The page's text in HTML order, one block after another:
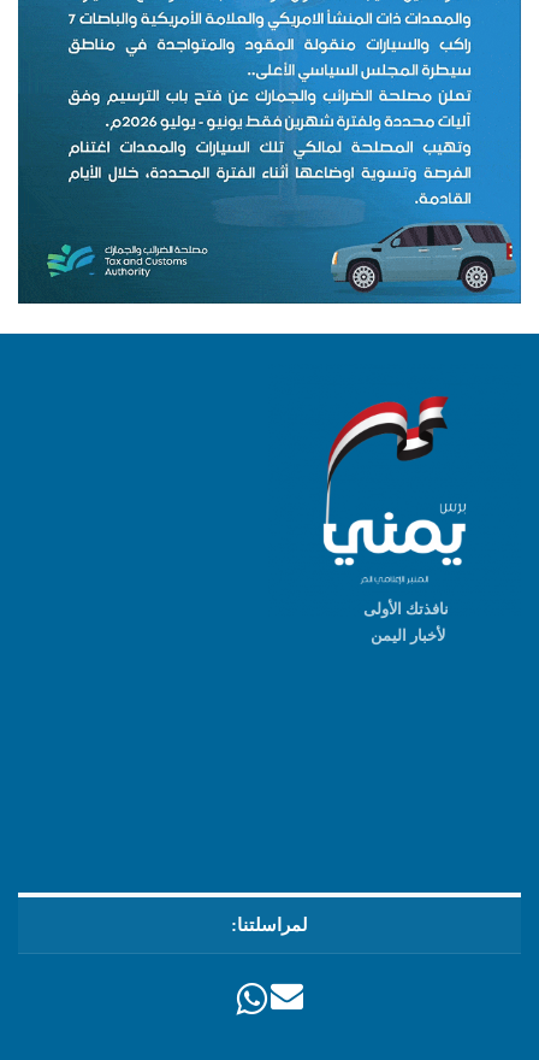
نافذتك الأولى
لأخبار اليمن
لمراسلتنا: